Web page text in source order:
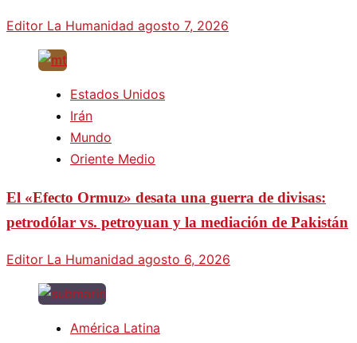
Editor La Humanidad agosto 7, 2026
Estados Unidos
Irán
Mundo
Oriente Medio
El «Efecto Ormuz» desata una guerra de divisas:
petrodólar vs. petroyuan y la mediación de Pakistán
Editor La Humanidad agosto 6, 2026
América Latina